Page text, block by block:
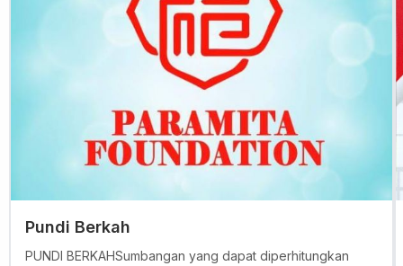
Pundi Berkah
PUNDI BERKAHSumbangan yang dapat diperhitungkan